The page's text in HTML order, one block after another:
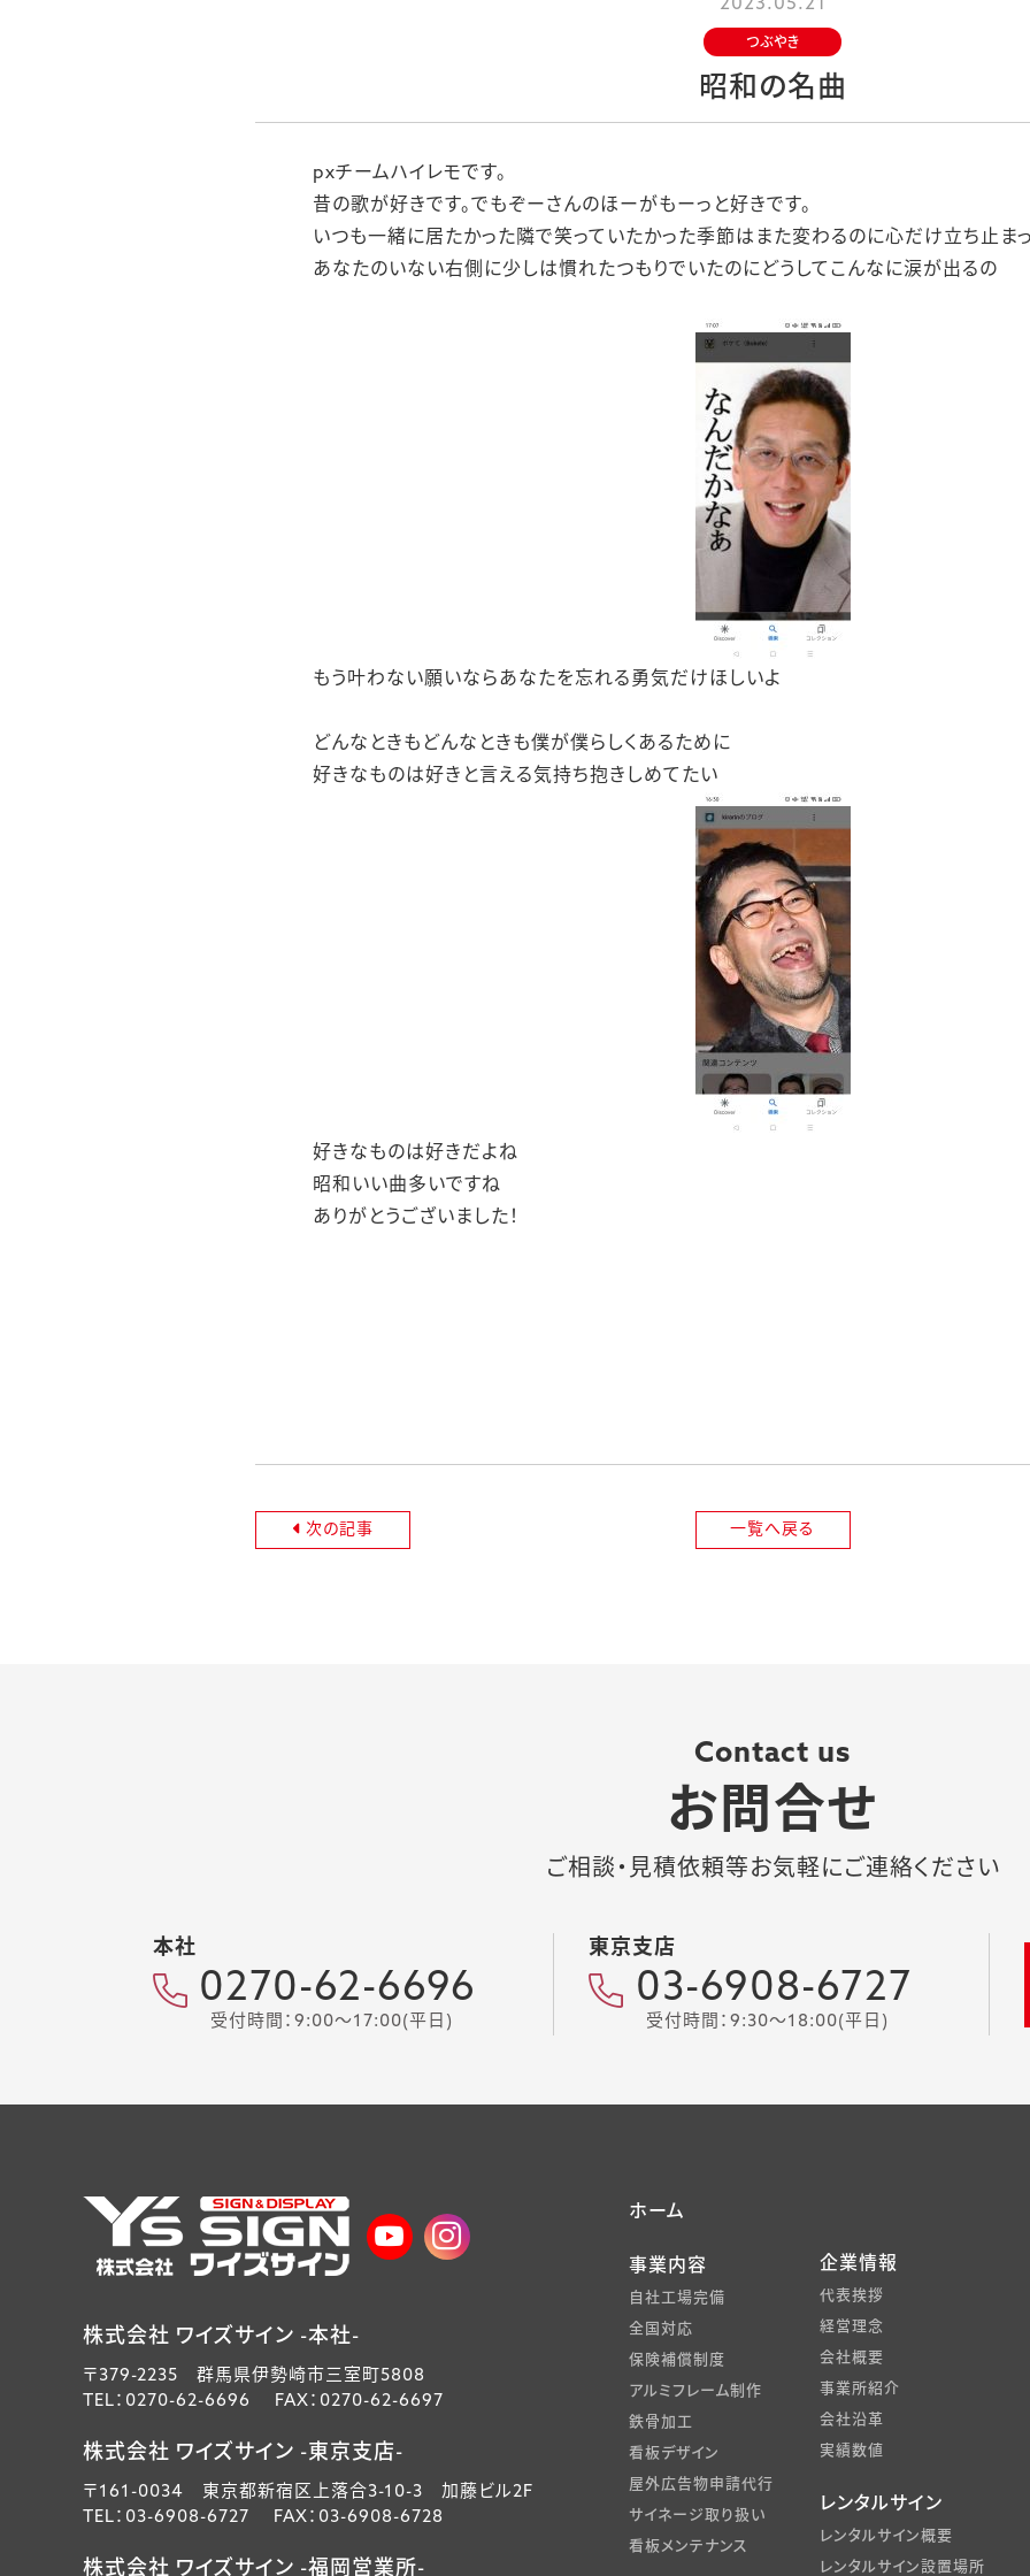
2023.05.21
つぶやき
昭和の名曲
pxチームハイレモです。
昔の歌が好きです。でもぞーさんのほーがもーっと好きです。
いつも一緒に居たかった隣で笑っていたかった季節はまた変わるのに心だけ立ち止ま
あなたのいない右側に少しは慣れたつもりでいたのにどうしてこんなに涙が出るの
もう叶わない願いならあなたを忘れる勇気だけほしいよ
どんなときもどんなときも僕が僕らしくあるために
好きなものは好きと言える気持ち抱きしめてたい
好きなものは好きだよね
昭和いい曲多いですね
ありがとうございました！
次の記事 一覧へ戻る
Contact us
お問合せ
ご相談・見積依頼等お気軽にご連絡ください
本社
0270-62-6696
受付時間：9:00～17:00(平日)
東京支店
03-6908-6727
受付時間：9:30～18:00(平日)
株式会社 ワイズサイン -本社-
〒379-2235 群馬県伊勢崎市三室町5808
TEL：0270-62-6696 FAX：0270-62-6697
株式会社 ワイズサイン -東京支店-
〒161-0034 東京都新宿区上落合3-10-3 加藤ビル2F
TEL：03-6908-6727 FAX：03-6908-6728
株式会社 ワイズサイン -福岡営業所-
ホーム
事業内容
自社工場完備
全国対応
保険補償制度
アルミフレーム制作
鉄骨加工
看板デザイン
屋外広告物申請代行
サイネージ取り扱い
看板メンテナンス
企業情報
代表挨拶
経営理念
会社概要
事業所紹介
会社沿革
実績数値
レンタルサイン
レンタルサイン概要
レンタルサイン設置場所